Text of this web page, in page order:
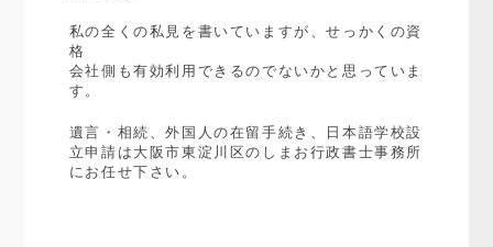
私の全くの私見を書いていますが、せっかくの資
格
会社側も有効利用できるのでないかと思っていま
す。
遺言・相続、外国人の在留手続き、日本語学校設
立申請は大阪市東淀川区のしまお行政書士事務所
にお任せ下さい。